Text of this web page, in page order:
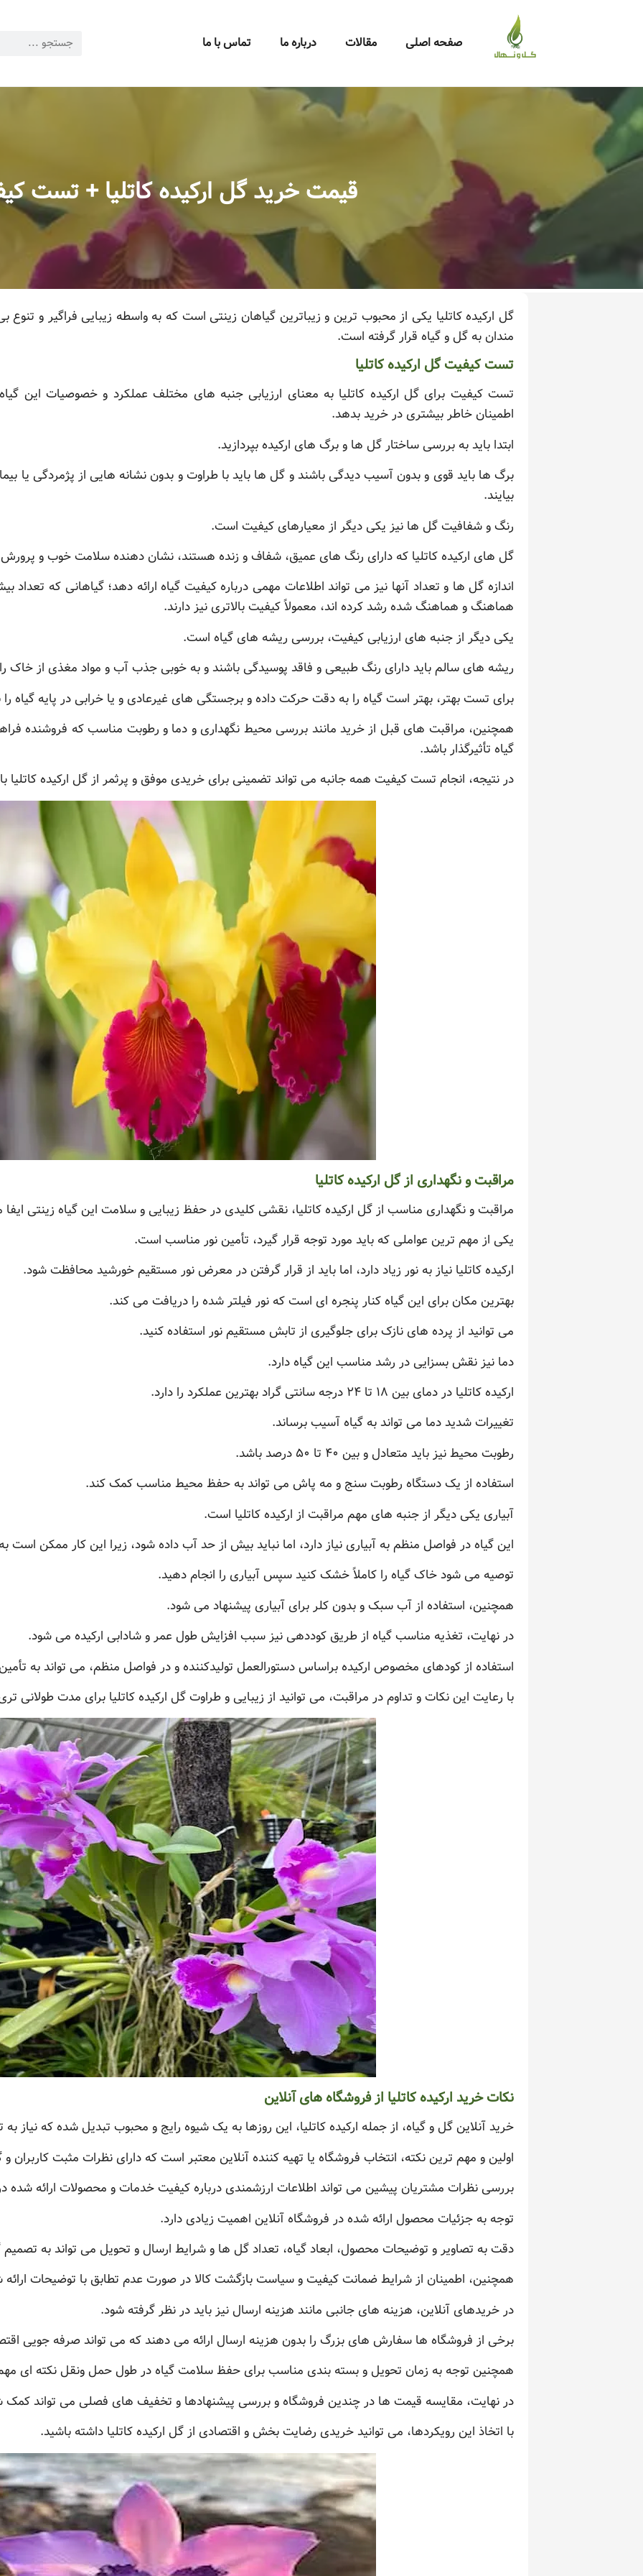
صفحه اصلی مقالات درباره ما تماس با ما
قیمت خرید گل ارکیده کاتلیا + تست
گل ارکیده کاتلیا یکی از محبوب ترین و زیباترین گیاهان زینتی است که به واسطه زیبایی فراگیر و تنوع
مندان به گل و گیاه قرار گرفته است.
تست کیفیت گل ارکیده کاتلیا
تست کیفیت برای گل ارکیده کاتلیا به معنای ارزیابی جنبه های مختلف عملکرد و خصوصیات این
اطمینان خاطر بیشتری در خرید بدهد.
ابتدا باید به بررسی ساختار گل ها و برگ های ارکیده بپردازید.
برگ ها باید قوی و بدون آسیب دیدگی باشند و گل ها باید با طراوت و بدون نشانه هایی از پژمردگی یا
بیایند.
رنگ و شفافیت گل ها نیز یکی دیگر از معیارهای کیفیت است.
گل های ارکیده کاتلیا که دارای رنگ های عمیق، شفاف و زنده هستند، نشان دهنده سلامت خوب و
اندازه گل ها و تعداد آنها نیز می تواند اطلاعات مهمی درباره کیفیت گیاه ارائه دهد؛ گیاهانی که
هماهنگ و هماهنگ شده رشد کرده اند، معمولاً کیفیت بالاتری نیز دارند.
یکی دیگر از جنبه های ارزیابی کیفیت، بررسی ریشه های گیاه است.
ریشه های سالم باید دارای رنگ طبیعی و فاقد پوسیدگی باشند و به خوبی جذب آب و مواد مغذی از خاک
برای تست بهتر، بهتر است گیاه را به دقت حرکت داده و برجستگی های غیرعادی و یا خرابی در پایه گیاه
همچنین، مراقبت های قبل از خرید مانند بررسی محیط نگهداری و دما و رطوبت مناسب که فروشنده
گیاه تأثیرگذار باشد.
در نتیجه، انجام تست کیفیت همه جانبه می تواند تضمینی برای خریدی موفق و پرثمر از گل ارکیده کاتلیا
مراقبت و نگهداری از گل ارکیده کاتلیا
مراقبت و نگهداری مناسب از گل ارکیده کاتلیا، نقشی کلیدی در حفظ زیبایی و سلامت این گیاه زینتی
یکی از مهم ترین عواملی که باید مورد توجه قرار گیرد، تأمین نور مناسب است.
ارکیده کاتلیا نیاز به نور زیاد دارد، اما باید از قرار گرفتن در معرض نور مستقیم خورشید محافظت شود.
بهترین مکان برای این گیاه کنار پنجره ای است که نور فیلتر شده را دریافت می کند.
می توانید از پرده های نازک برای جلوگیری از تابش مستقیم نور استفاده کنید.
دما نیز نقش بسزایی در رشد مناسب این گیاه دارد.
ارکیده کاتلیا در دمای بین ۱۸ تا ۲۴ درجه سانتی گراد بهترین عملکرد را دارد.
تغییرات شدید دما می تواند به گیاه آسیب برساند.
رطوبت محیط نیز باید متعادل و بین ۴۰ تا ۵۰ درصد باشد.
استفاده از یک دستگاه رطوبت سنج و مه پاش می تواند به حفظ محیط مناسب کمک کند.
آبیاری یکی دیگر از جنبه های مهم مراقبت از ارکیده کاتلیا است.
این گیاه در فواصل منظم به آبیاری نیاز دارد، اما نباید بیش از حد آب داده شود، زیرا این کار ممکن است
توصیه می شود خاک گیاه را کاملاً خشک کنید سپس آبیاری را انجام دهید.
همچنین، استفاده از آب سبک و بدون کلر برای آبیاری پیشنهاد می شود.
در نهایت، تغذیه مناسب گیاه از طریق کوددهی نیز سبب افزایش طول عمر و شادابی ارکیده می شود.
استفاده از کودهای مخصوص ارکیده براساس دستورالعمل تولیدکننده و در فواصل منظم، می تواند به
با رعایت این نکات و تداوم در مراقبت، می توانید از زیبایی و طراوت گل ارکیده کاتلیا برای مدت طولانی
نکات خرید ارکیده کاتلیا از فروشگاه های آنلاین
خرید آنلاین گل و گیاه، از جمله ارکیده کاتلیا، این روزها به یک شیوه رایج و محبوب تبدیل شده که نیاز
اولین و مهم ترین نکته، انتخاب فروشگاه یا تهیه کننده آنلاین معتبر است که دارای نظرات مثبت کاربران
بررسی نظرات مشتریان پیشین می تواند اطلاعات ارزشمندی درباره کیفیت خدمات و محصولات ارائه شده در
توجه به جزئیات محصول ارائه شده در فروشگاه آنلاین اهمیت زیادی دارد.
دقت به تصاویر و توضیحات محصول، ابعاد گیاه، تعداد گل ها و شرایط ارسال و تحویل می تواند به
همچنین، اطمینان از شرایط ضمانت کیفیت و سیاست بازگشت کالا در صورت عدم تطابق با توضیحات
در خریدهای آنلاین، هزینه های جانبی مانند هزینه ارسال نیز باید در نظر گرفته شود.
برخی از فروشگاه ها سفارش های بزرگ را بدون هزینه ارسال ارائه می دهند که می تواند صرفه جویی
همچنین توجه به زمان تحویل و بسته بندی مناسب برای حفظ سلامت گیاه در طول حمل ونقل نکته ای
در نهایت، مقایسه قیمت ها در چندین فروشگاه و بررسی پیشنهادها و تخفیف های فصلی می تواند کمک
با اتخاذ این رویکردها، می توانید خریدی رضایت بخش و اقتصادی از گل ارکیده کاتلیا داشته باشید.